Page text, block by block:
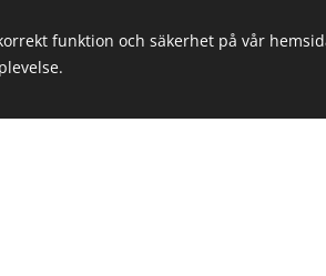
funktion och säkerhet på vår